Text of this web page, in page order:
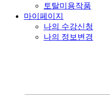
토탈미용작품
마이페이지
나의 수강신청
나의 정보변경